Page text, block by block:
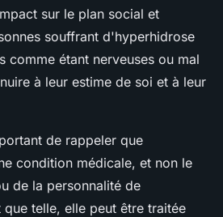
sur le plan social et
souffrant d'hyperhidrose
comme étant nerveuses ou mal
à leur estime de soi et à leur
de rappeler que
condition médicale, et non le
de la personnalité de
telle, elle peut être traitée